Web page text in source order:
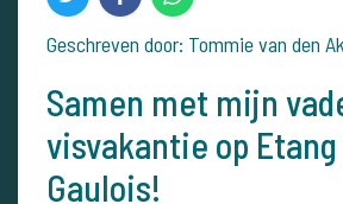
Geschreven door: Tommie van den
Samen met mijn
visvakantie op Etang
Gaulois!